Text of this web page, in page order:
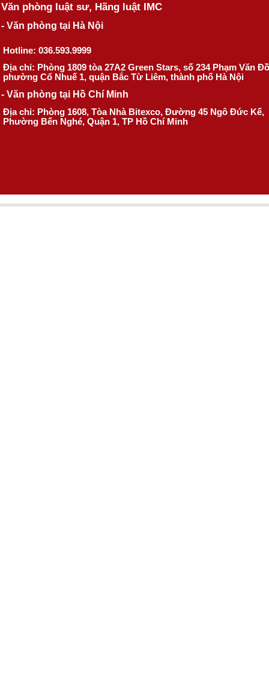
Văn phòng luật sư, Hãng luật IMC
- Văn phòng tại Hà Nội
Hotline: 036.593.9999
Địa chỉ: Phòng 1809 tòa 27A2 Green Stars, số 234 Phạm Văn
phường Cổ Nhuế 1, quận Bắc Từ Liêm, thành phố Hà Nội
- Văn phòng tại Hồ Chí Minh
Địa chỉ: Phòng 1608, Tòa Nhà Bitexco, Đường 45 Ngô Đức Kế,
Phường Bến Nghé, Quận 1, TP Hồ Chí Minh